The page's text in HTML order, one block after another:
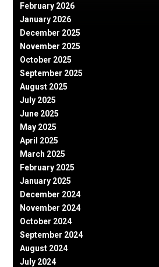
February 2026
January 2026
December 2025
November 2025
October 2025
September 2025
August 2025
July 2025
June 2025
May 2025
April 2025
March 2025
February 2025
January 2025
December 2024
November 2024
October 2024
September 2024
August 2024
July 2024